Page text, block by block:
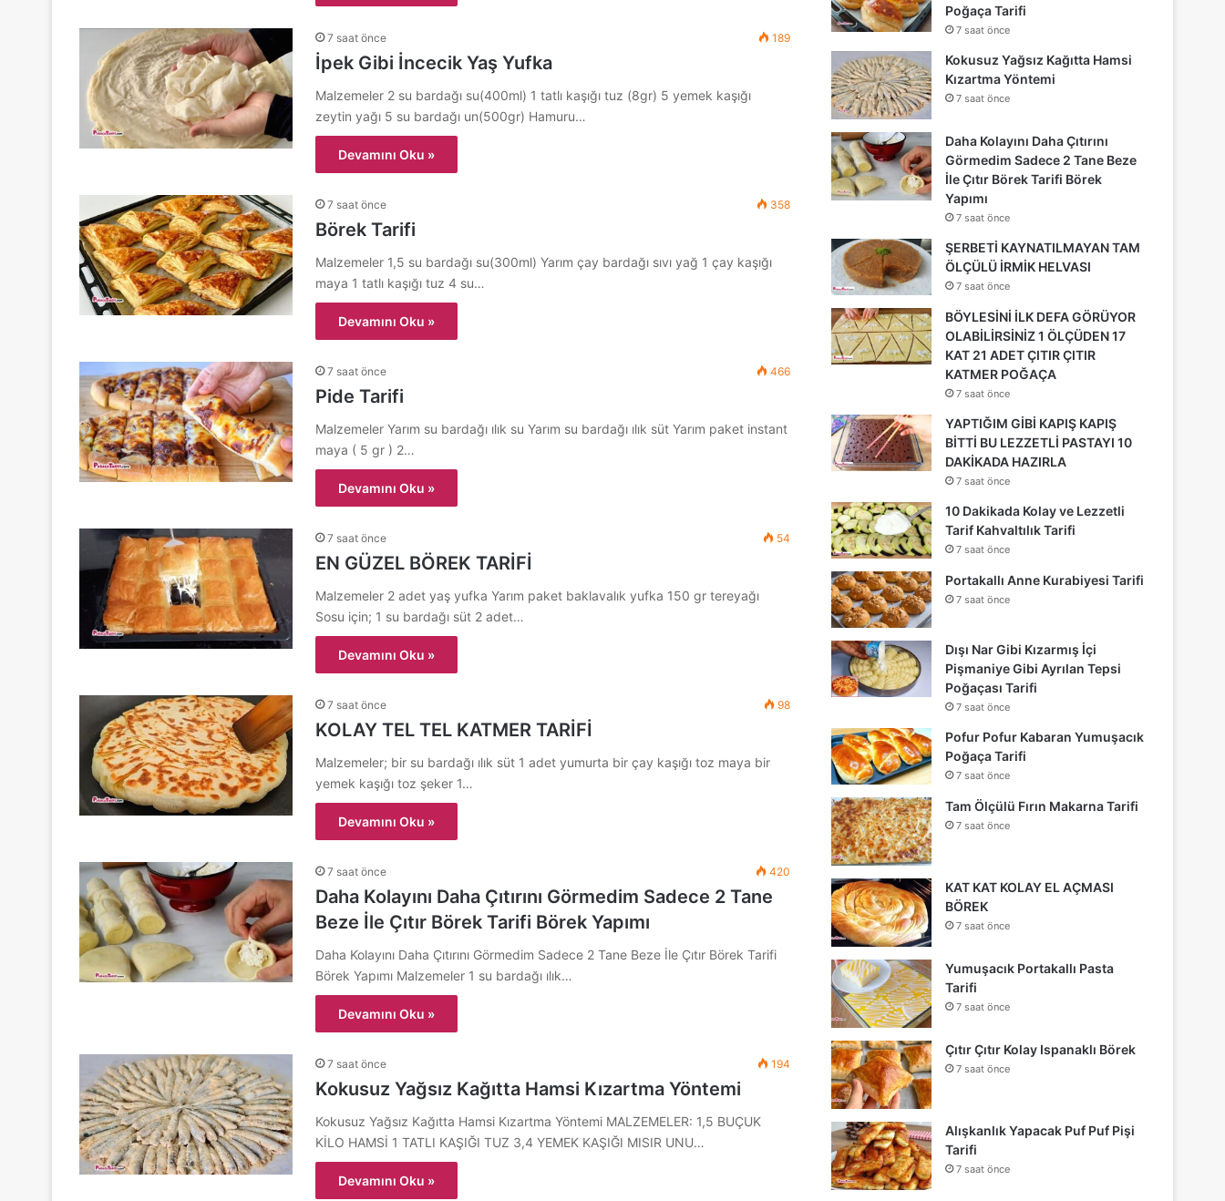
7 saat önce 189
İpek Gibi İncecik Yaş Yufka
Malzemeler 2 su bardağı su(400ml) 1 tatlı kaşığı tuz (8gr) 5 yemek kaşığı
zeytin yağı 5 su bardağı un(500gr) Hamuru…
Devamını Oku »
7 saat önce 358
Börek Tarifi
Malzemeler 1,5 su bardağı su(300ml) Yarım çay bardağı sıvı yağ 1 çay kaşığı
maya 1 tatlı kaşığı tuz 4 su…
Devamını Oku »
7 saat önce 466
Pide Tarifi
Malzemeler Yarım su bardağı ılık su Yarım su bardağı ılık süt Yarım paket instant
maya ( 5 gr ) 2…
Devamını Oku »
7 saat önce 54
EN GÜZEL BÖREK TARİFİ
Malzemeler 2 adet yaş yufka Yarım paket baklavalık yufka 150 gr tereyağı
Sosu için; 1 su bardağı süt 2 adet…
Devamını Oku »
7 saat önce 98
KOLAY TEL TEL KATMER TARİFİ
Malzemeler; bir su bardağı ılık süt 1 adet yumurta bir çay kaşığı toz maya bir
yemek kaşığı toz şeker 1…
Devamını Oku »
7 saat önce 420
Daha Kolayını Daha Çıtırını Görmedim Sadece 2 Tane
Beze İle Çıtır Börek Tarifi Börek Yapımı
Daha Kolayını Daha Çıtırını Görmedim Sadece 2 Tane Beze İle Çıtır Börek Tarifi
Börek Yapımı Malzemeler 1 su bardağı ılık…
Devamını Oku »
7 saat önce 194
Kokusuz Yağsız Kağıtta Hamsi Kızartma Yöntemi
Kokusuz Yağsız Kağıtta Hamsi Kızartma Yöntemi MALZEMELER: 1,5 BUÇUK
KİLO HAMSİ 1 TATLI KAŞIĞI TUZ 3,4 YEMEK KAŞIĞI MISIR UNU…
Devamını Oku »
Poğaça Tarifi
7 saat önce
Kokusuz Yağsız Kağıtta Hamsi
Kızartma Yöntemi
7 saat önce
Daha Kolayını Daha Çıtırını
Görmedim Sadece 2 Tane Beze
İle Çıtır Börek Tarifi Börek
Yapımı
7 saat önce
ŞERBETİ KAYNATILMAYAN TAM
ÖLÇÜLÜ İRMİK HELVASI
7 saat önce
BÖYLESİNİ İLK DEFA GÖRÜYOR
OLABİLİRSİNİZ 1 ÖLÇÜDEN 17
KAT 21 ADET ÇITIR ÇITIR
KATMER POĞAÇA
7 saat önce
YAPTIĞIM GİBİ KAPIŞ KAPIŞ
BİTTİ BU LEZZETLİ PASTAYI 10
DAKİKADA HAZIRLA
7 saat önce
10 Dakikada Kolay ve Lezzetli
Tarif Kahvaltılık Tarifi
7 saat önce
Portakallı Anne Kurabiyesi Tarifi
7 saat önce
Dışı Nar Gibi Kızarmış İçi
Pişmaniye Gibi Ayrılan Tepsi
Poğaçası Tarifi
7 saat önce
Pofur Pofur Kabaran Yumuşacık
Poğaça Tarifi
7 saat önce
Tam Ölçülü Fırın Makarna Tarifi
7 saat önce
KAT KAT KOLAY EL AÇMASI
BÖREK
7 saat önce
Yumuşacık Portakallı Pasta
Tarifi
7 saat önce
Çıtır Çıtır Kolay Ispanaklı Börek
7 saat önce
Alışkanlık Yapacak Puf Puf Pişi
Tarifi
7 saat önce